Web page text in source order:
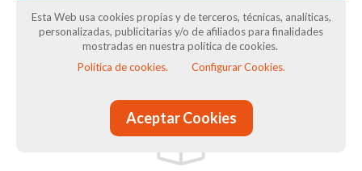
¿Cómo comprar?
Compra en Calzados Avenida 2 con total tranquilidad
Esta Web usa cookies propias y de terceros, técnicas, analíticas,
personalizadas, publicitarias y/o de afiliados para finalidades
mostradas en nuestra política de cookies.
Política de cookies.
Configurar Cookies.
Aceptar Cookies